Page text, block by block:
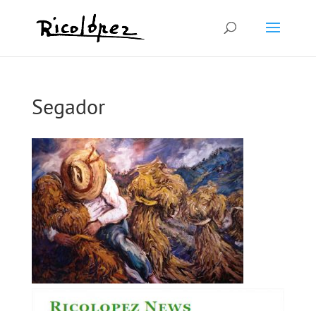
Segador